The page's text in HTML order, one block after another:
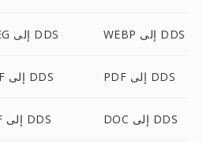
JPEG إلى DDS WEBP إلى DDS
XCF إلى DDS PDF إلى DDS
GIF إلى DDS DOC إلى DDS